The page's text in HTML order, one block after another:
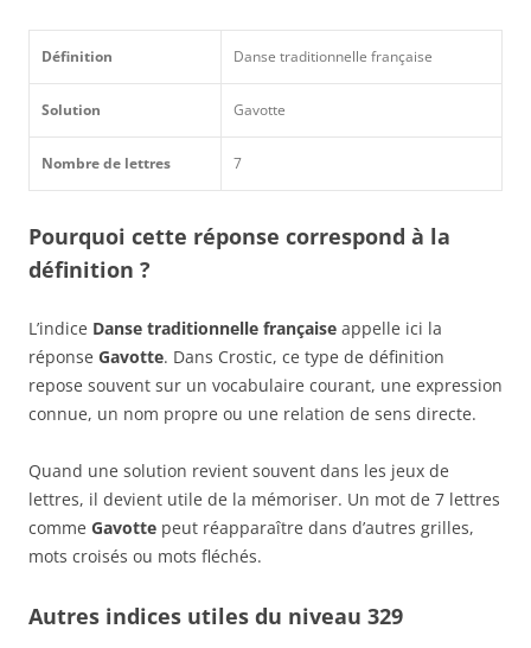
Définition Danse traditionnelle française
Solution Gavotte
Nombre de lettres 7
Pourquoi cette réponse correspond à la
définition ?
L’indice Danse traditionnelle française appelle ici la
réponse Gavotte. Dans Crostic, ce type de définition
repose souvent sur un vocabulaire courant, une expression
connue, un nom propre ou une relation de sens directe.
Quand une solution revient souvent dans les jeux de
lettres, il devient utile de la mémoriser. Un mot de 7 lettres
comme Gavotte peut réapparaître dans d’autres grilles,
mots croisés ou mots fléchés.
Autres indices utiles du niveau 329